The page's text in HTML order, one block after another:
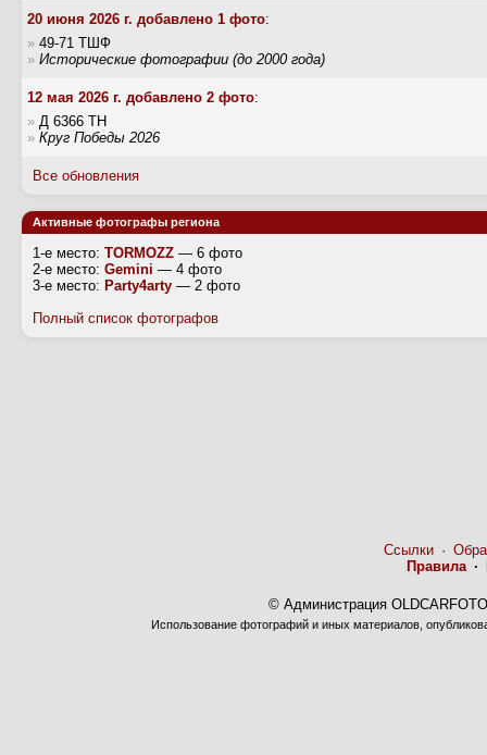
20 июня 2026 г. добавлено 1 фото:
» 49-71 ТШФ
» Исторические фотографии (до 2000 года)
12 мая 2026 г. добавлено 2 фото:
» Д 6366 ТН
» Круг Победы 2026
Все обновления
Активные фотографы региона
1-е место: TORMOZZ — 6 фото
2-е место: Gemini — 4 фото
3-е место: Party4arty — 2 фото
Полный список фотографов
Ссылки·
Правила·
© Администрация
Использование фотографий и иных материалов,